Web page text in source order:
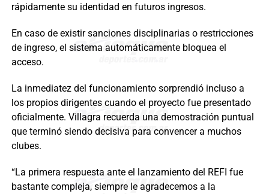
rápidamente su identidad en futuros ingresos.
En caso de existir sanciones disciplinarias o restricciones
de ingreso, el sistema automáticamente bloquea el
acceso.
La inmediatez del funcionamiento sorprendió incluso a
los propios dirigentes cuando el proyecto fue presentado
oficialmente. Villagra recuerda una demostración puntual
que terminó siendo decisiva para convencer a muchos
clubes.
“La primera respuesta ante el lanzamiento del REFI fue
bastante compleja, siempre le agradecemos a la